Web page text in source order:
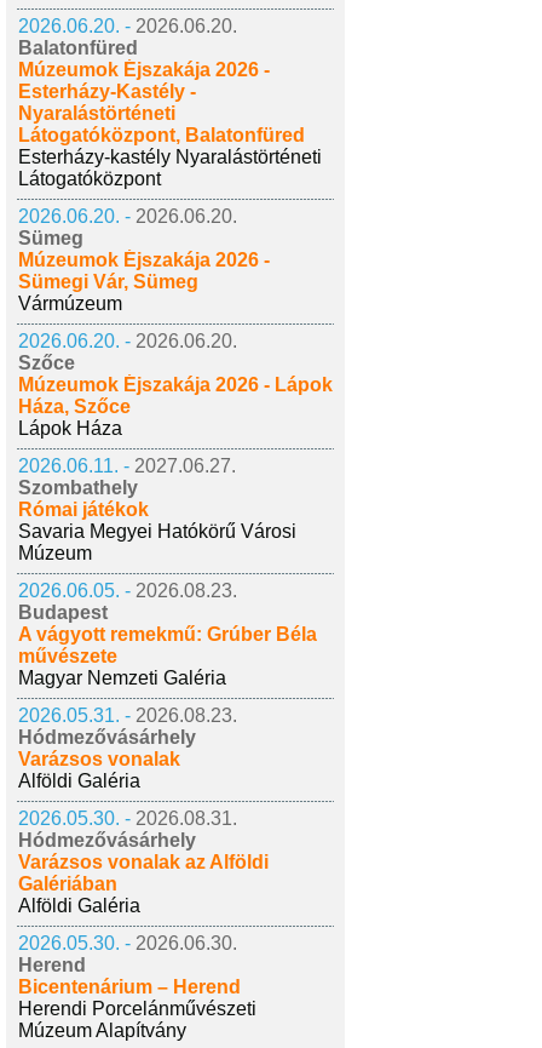
2026.06.20. - 2026.06.20.
Balatonfüred
Múzeumok Éjszakája 2026 -
Esterházy-Kastély -
Nyaralástörténeti
Látogatóközpont, Balatonfüred
Esterházy-kastély Nyaralástörténeti
Látogatóközpont
2026.06.20. - 2026.06.20.
Sümeg
Múzeumok Éjszakája 2026 -
Sümegi Vár, Sümeg
Vármúzeum
2026.06.20. - 2026.06.20.
Szőce
Múzeumok Éjszakája 2026 - Lápok
Háza, Szőce
Lápok Háza
2026.06.11. - 2027.06.27.
Szombathely
Római játékok
Savaria Megyei Hatókörű Városi
Múzeum
2026.06.05. - 2026.08.23.
Budapest
A vágyott remekmű: Grúber Béla
művészete
Magyar Nemzeti Galéria
2026.05.31. - 2026.08.23.
Hódmezővásárhely
Varázsos vonalak
Alföldi Galéria
2026.05.30. - 2026.08.31.
Hódmezővásárhely
Varázsos vonalak az Alföldi
Galériában
Alföldi Galéria
2026.05.30. - 2026.06.30.
Herend
Bicentenárium – Herend
Herendi Porcelánművészeti
Múzeum Alapítvány